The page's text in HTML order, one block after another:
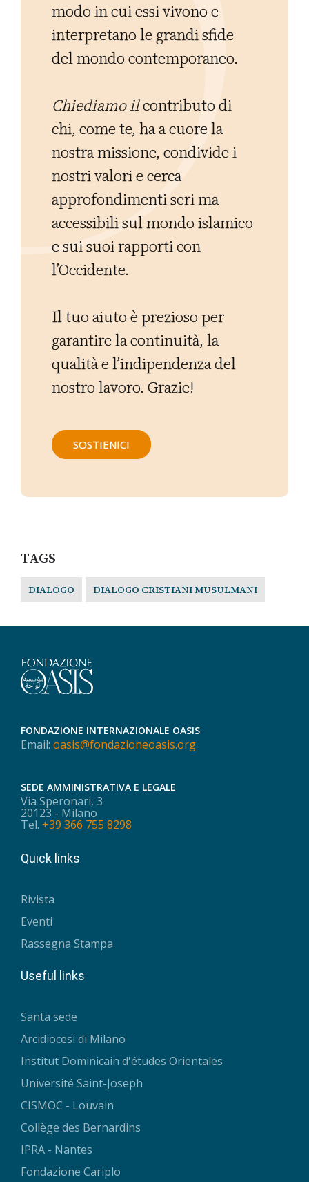
modo in cui essi vivono e
interpretano le grandi sfide
del mondo contemporaneo.
Chiediamo ilcontributo di
chi, come te, ha a cuore la
nostra missione, condivide i
nostri valori e cerca
approfondimenti seri ma
accessibili sul mondo islamico
e sui suoi rapporti con
l’Occidente.
Il tuo aiuto è prezioso per
garantire la continuità, la
qualità e l’indipendenza del
nostro lavoro. Grazie!
SOSTIENICI
TAGS
DIALOGO DIALOGO CRISTIANI MUSULMANI
FONDAZIONE INTERNAZIONALE OASIS
Email: oasis@fondazioneoasis.org
SEDE AMMINISTRATIVA E LEGALE
Via Speronari, 3
20123 - Milano
Tel. +39 366 755 8298
Quick links
Rivista
Eventi
Rassegna Stampa
Useful links
Santa sede
Arcidiocesi di Milano
Institut Dominicain d'études Orientales
Université Saint-Joseph
CISMOC - Louvain
Collège des Bernardins
IPRA - Nantes
Fondazione Cariplo